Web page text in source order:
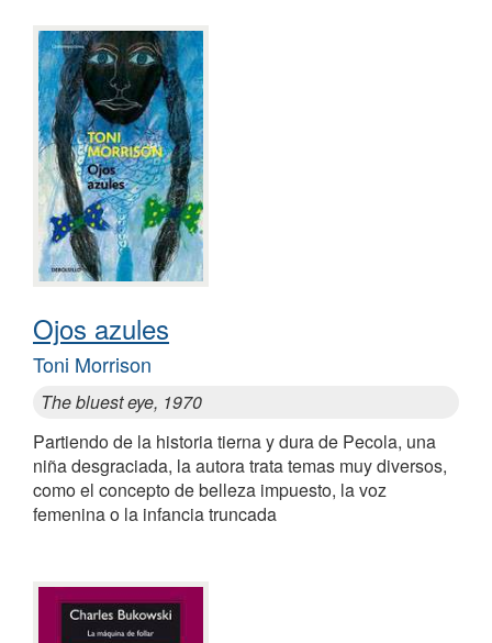
Ojos azules
Toni Morrison
The bluest eye, 1970
Partiendo de la historia tierna y dura de Pecola, una
niña desgraciada, la autora trata temas muy diversos,
como el concepto de belleza impuesto, la voz
femenina o la infancia truncada